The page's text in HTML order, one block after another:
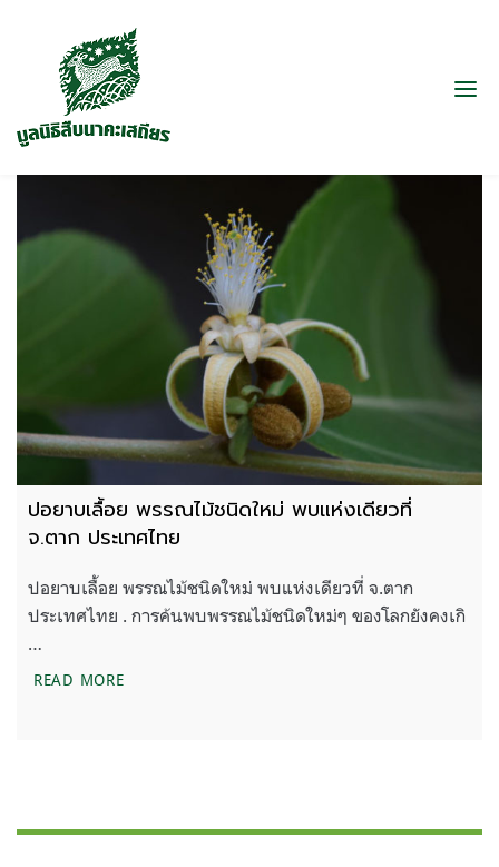
ปอยาบเลื้อย พรรณไม้ชนิดใหม่ พบแห่งเดียวที่
จ.ตาก ประเทศไทย
ปอยาบเลื้อย พรรณไม้ชนิดใหม่ พบแห่งเดียวที่ จ.ตาก
ประเทศไทย . การค้นพบพรรณไม้ชนิดใหม่ๆ ของโลกยังคงเกิ
…
READ MOREปอยาบเลื้อย พรรณไม้ชนิดใหม่ พบแห่งเดียวที่ จ.ตาก